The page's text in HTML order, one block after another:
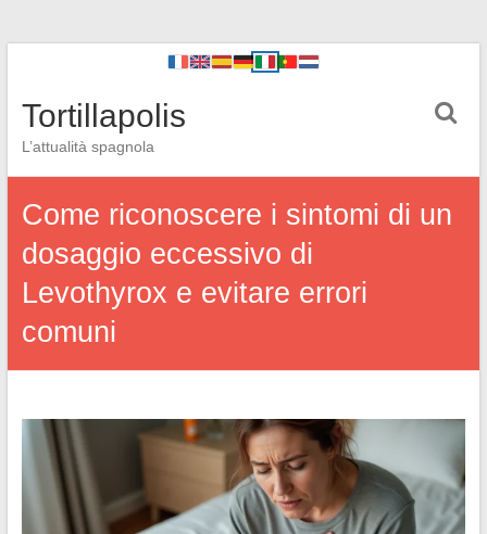
Tortillapolis
L’attualità spagnola
Come riconoscere i sintomi di un
dosaggio eccessivo di
Levothyrox e evitare errori
comuni